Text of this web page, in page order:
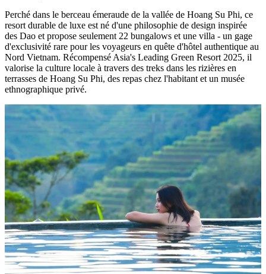
Perché dans le berceau émeraude de la vallée de Hoang Su Phi, ce
resort durable de luxe est né d'une philosophie de design inspirée
des Dao et propose seulement 22 bungalows et une villa - un gage
d'exclusivité rare pour les voyageurs en quête d'hôtel authentique au
Nord Vietnam. Récompensé Asia's Leading Green Resort 2025, il
valorise la culture locale à travers des treks dans les rizières en
terrasses de Hoang Su Phi, des repas chez l'habitant et un musée
ethnographique privé.